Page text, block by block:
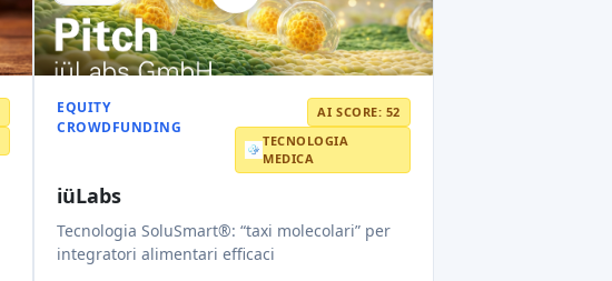
EQUITY
CROWDFUNDING
AI SCORE: 52
TECNOLOGIA
MEDICA
iüLabs
Tecnologia SoluSmart®: “taxi molecolari” per
integratori alimentari efficaci